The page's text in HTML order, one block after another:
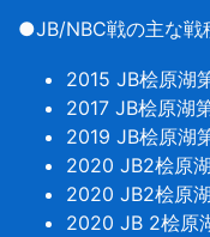
●JB/NBC戦の主な戦
2015 JB桧原湖
2017 JB桧原湖
2019 JB桧原湖
2020 JB2桧原
2020 JB2桧原
2020 JB 2桧